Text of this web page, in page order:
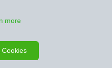
hyperlinks bevatten
u één van
u mogelijks naar een
more
Cookies